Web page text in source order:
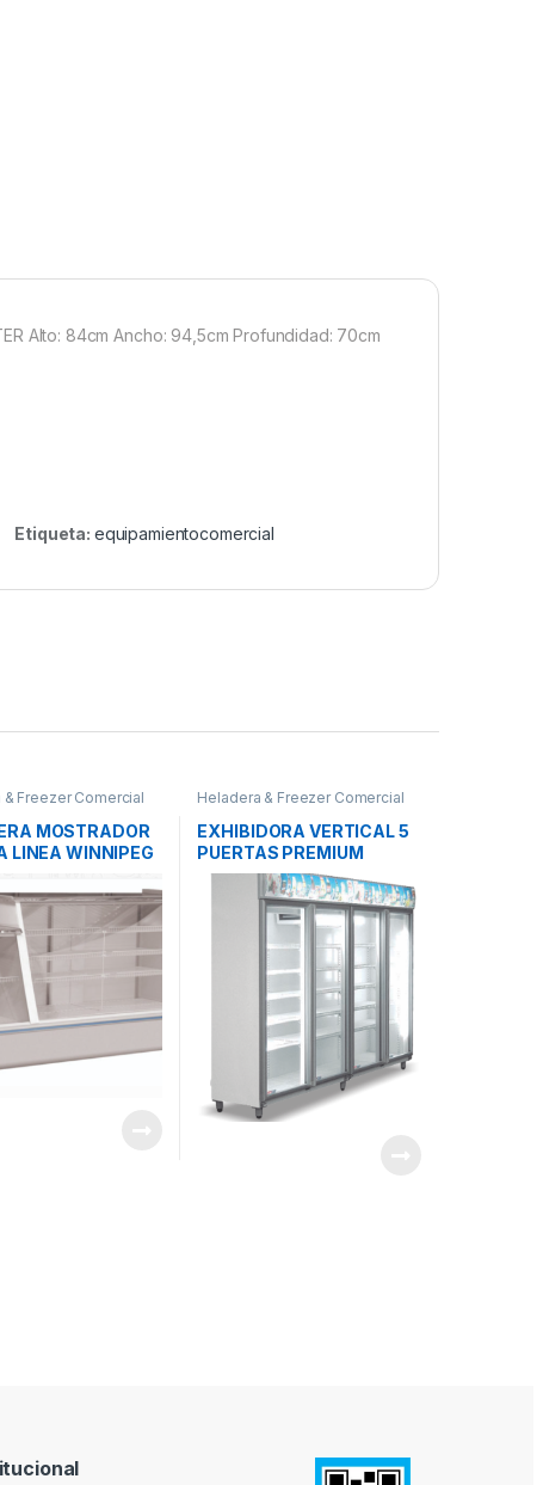
Alto: 84cm Ancho: 94,5cm Profundidad: 70cm
Etiqueta: equipamientocomercial
& Freezer Comercial
MOSTRADOR
LINEA WINNIPEG
Heladera & Freezer Comercial
EXHIBIDORA VERTICAL 5
PUERTAS PREMIUM